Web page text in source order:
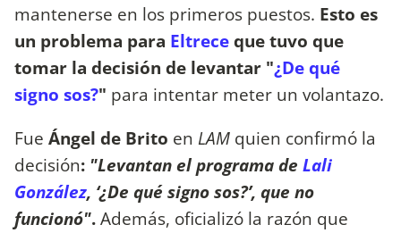
mantenerse en los primeros puestos. Esto es
un problema para Eltreceque tuvo que
tomar la decisión de levantar "¿De qué
signo sos?" para intentar meter un volantazo.
Fue Ángel de Brito en LAM quien confirmó la
decisión: "Levantan el programa de Lali
González, ‘¿De qué signo sos?’, que no
funcionó".Además, oficializó la razón que